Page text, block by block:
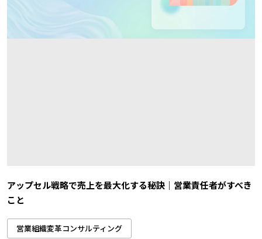
アップセル戦略で売上を最大化する秘訣｜営業責任者がすべき
こと
営業組織変革コンサルティング